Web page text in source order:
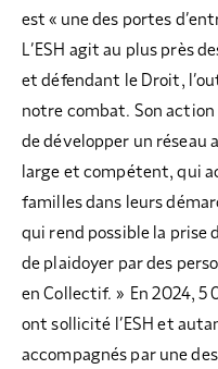
est « une des portes
L’ESH agit au plus près
et défendant le Droit,
notre combat. Son
de développer un réseau
large et compétent, qui
familles dans leurs
qui rend possible la prise
de plaidoyer par des
en Collectif. » En 2024, 5
ont sollicité l’ESH et
accompagnés par une